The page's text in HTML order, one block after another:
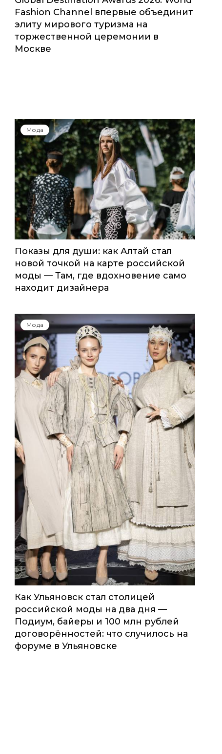
Fashion Channel впервые объединит
элиту мирового туризма на
торжественной церемонии в
Москве
Мода
Показы для души: как Алтай стал
новой точкой на карте российской
моды — Там, где вдохновение само
находит дизайнера
Мода
Как Ульяновск стал столицей
российской моды на два дня —
Подиум, байеры и 100 млн рублей
договорённостей: что случилось на
форуме в Ульяновске